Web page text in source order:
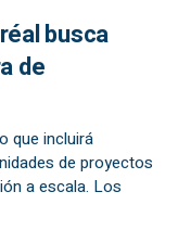
busca
de
que incluirá
de proyectos
a escala. Los